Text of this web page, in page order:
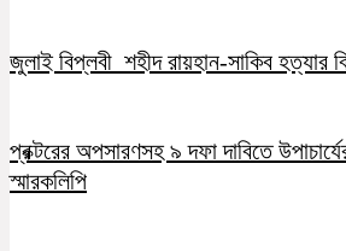
জুলাই বিপ্লবী শহীদ রায়হান-সাকিব হত্যার
প্রক্টরের অপসারণসহ ৯ দফা দাবিতে
স্মারকলিপি